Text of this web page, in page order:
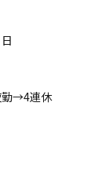
→4連休